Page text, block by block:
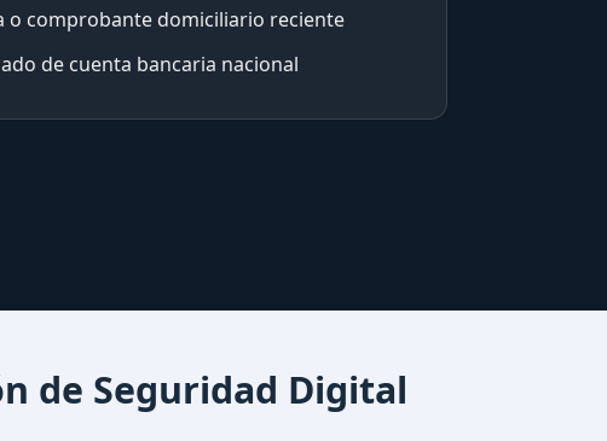
o comprobante domiciliario reciente
de cuenta bancaria nacional
de Seguridad Digital